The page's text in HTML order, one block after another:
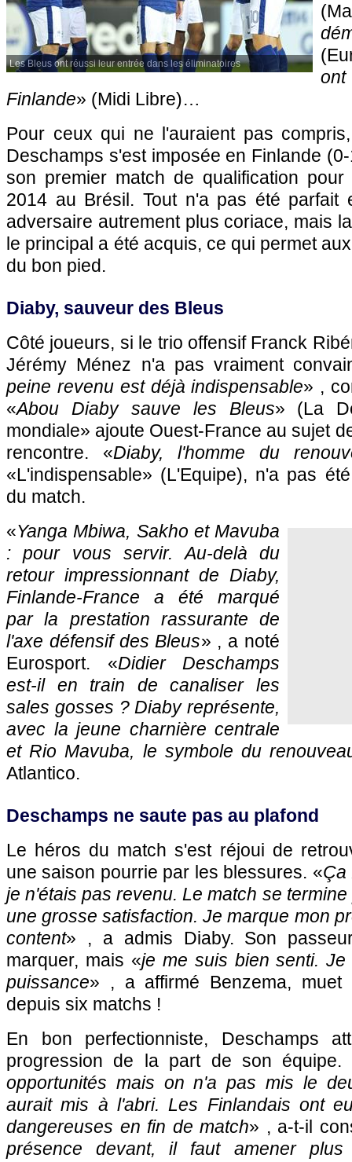
Les Bleus ont réussi leur entrée dans les éliminatoires
Finlande» (Midi Libre)…
Pour ceux qui ne l'auraient pas
Deschamps s'est imposée en Finlande
son premier match de qualification
2014 au Brésil. Tout n'a pas été parfait
adversaire autrement plus coriace, mais
le principal a été acquis, ce qui permet
du bon pied.
Diaby, sauveur des Bleus
Côté joueurs, si le trio offensif Franck
Jérémy Ménez n'a pas vraiment
peine revenu est déjà indispensable» ,
«Abou Diaby sauve les Bleus» (La
mondiale» ajoute Ouest-France au sujet
rencontre. «Diaby, l'homme du
«L'indispensable» (L'Equipe), n'a pas
du match.
«Yanga Mbiwa, Sakho et Mavuba
: pour vous servir. Au-delà du
retour impressionnant de Diaby,
Finlande-France a été marqué
par la prestation rassurante de
l'axe défensif des Bleus» , a noté
Eurosport. «Didier Deschamps
est-il en train de canaliser les
sales gosses ? Diaby représente,
avec la jeune charnière centrale
et Rio Mavuba, le symbole du
Atlantico.
Deschamps ne saute pas au plafond
Le héros du match s'est réjoui de
une saison pourrie par les blessures. «Ça
je n'étais pas revenu. Le match se
une grosse satisfaction. Je marque mon
content» , a admis Diaby. Son
marquer, mais «je me suis bien senti.
puissance» , a affirmé Benzema, muet
depuis six matchs !
En bon perfectionniste, Deschamps
progression de la part de son équipe.
opportunités mais on n'a pas mis le
aurait mis à l'abri. Les Finlandais ont
dangereuses en fin de match» , a-t-il
présence devant, il faut amener